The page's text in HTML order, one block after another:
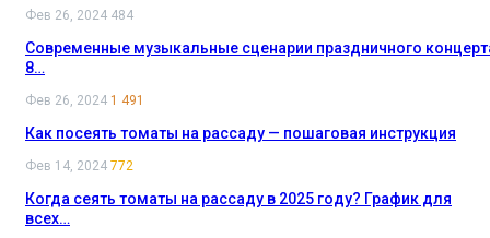
Фев 26, 2024 484
Современные музыкальные сценарии праздничного
8…
Фев 26, 2024 1 491
Как посеять томаты на рассаду — пошаговая инструкция
Фев 14, 2024 772
Когда сеять томаты на рассаду в 2025 году? График для
всех…